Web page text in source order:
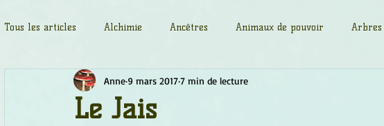
Tous les articles Alchimie Ancêtres Animaux de pouvoir Arbres
Chamanisme Champignons Conscience
Le Jais
Anne 9 mars 20177 min de lecture